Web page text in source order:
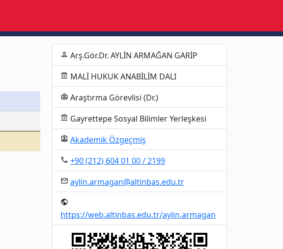
person Arş.Gör.Dr. AYLİN ARMAĞAN GARİP
account_balance MALİ HUKUK ANABİLİM DALI
business_center Araştırma Görevlisi (Dr.)
account_balance Gayrettepe Sosyal Bilimler Yerleşkesi
assignment_ind Akademik Özgeçmiş
local_phone +90 (212) 604 01 00 / 2199
email aylin.armagan@altinbas.edu.tr
public
https://web.altinbas.edu.tr/aylin.armagan